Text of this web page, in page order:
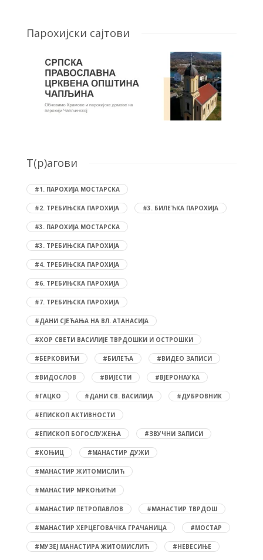
Парохијски сајтови
T(р)агови
#1. ПАРОХИЈА МОСТАРСКА
#2. ТРЕБИЊСКА ПАРОХИЈА #3. БИЛЕЋКА ПАРОХИЈА
#3. ПАРОХИЈА МОСТАРСКА
#3. ТРЕБИЊСКА ПАРОХИЈА
#4. ТРЕБИЊСКА ПАРОХИЈА
#6. ТРЕБИЊСКА ПАРОХИЈА
#7. ТРЕБИЊСКА ПАРОХИЈА
#ДАНИ СЈЕЋАЊА НА ВЛ. АТАНАСИЈА
#ХОР СВЕТИ ВАСИЛИЈЕ ТВРДОШКИ И ОСТРОШКИ
#БЕРКОВИЋИ #БИЛЕЋА #ВИДЕО ЗАПИСИ
#ВИДОСЛОВ #ВИЈЕСТИ #ВЈЕРОНАУКА
#ГАЦКО #ДАНИ СВ. ВАСИЛИЈА #ДУБРОВНИК
#ЕПИСКОП АКТИВНОСТИ
#ЕПИСКОП БОГОСЛУЖЕЊА #ЗВУЧНИ ЗАПИСИ
#КОЊИЦ #МАНАСТИР ДУЖИ
#МАНАСТИР ЖИТОМИСЛИЋ
#МАНАСТИР МРКОЊИЋИ
#МАНАСТИР ПЕТРОПАВЛОВ #МАНАСТИР ТВРДОШ
#МАНАСТИР ХЕРЦЕГОВАЧКА ГРАЧАНИЦА #МОСТАР
#МУЗЕЈ МАНАСТИРА ЖИТОМИСЛИЋ #НЕВЕСИЊЕ